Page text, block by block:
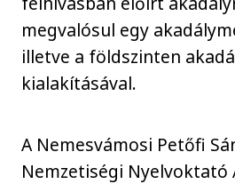
megvalósul egy
illetve a földszinten
kialakításával.
A Nemesvámosi Petőfi
Nemzetiségi Nyelvoktató